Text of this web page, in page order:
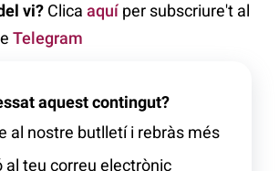
vi? Clica aquíper subscriure't al
Telegram
aquest contingut?
al nostre butlletí i rebràs més
al teu correu electrònic